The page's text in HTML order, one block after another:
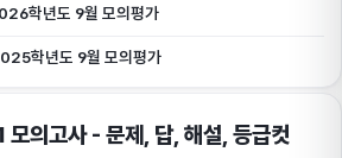
학년도 9월 모의평가
학년도 9월 모의평가
의고사 - 문제, 답, 해설, 등급컷